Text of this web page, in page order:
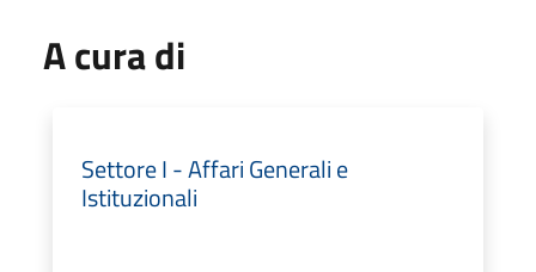
A cura di
Settore I - Affari Generali e
Istituzionali